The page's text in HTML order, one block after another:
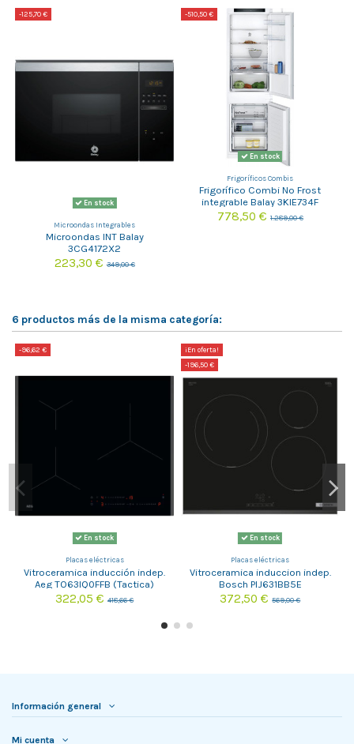
-125,70 €
En stock
Microondas Integrables
Microondas INT Balay
3CG4172X2
223,30 €349,00 €
-510,50 €
En stock
Frigoríficos Combis
Frigorífico Combi No Frost
integrable Balay 3KIE734F
778,50 € 1.289,00 €
6 productos más de la misma categoría:
-96,62 €
En stock
Placas eléctricas
Vitroceramica inducción indep.
Aeg TO63IQ0FFB (Tactica)
322,05 €418,66 €
¡En oferta!
-196,50 €
En stock
Placas eléctricas
Vitroceramica induccion indep.
Bosch PIJ631BB5E
372,50 €569,00 €
Información general
Mi cuenta